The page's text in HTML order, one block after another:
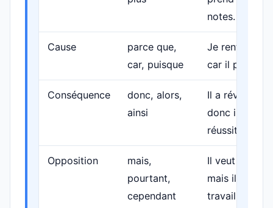
notes.
Cause
parce que,
car, puisque
Je rentre,
car il pleut.
Conséquence
donc, alors,
ainsi
Il a révisé,
donc il
réussit.
Opposition
mais,
pourtant,
cependant
Il veut sortir,
mais il
travaille.